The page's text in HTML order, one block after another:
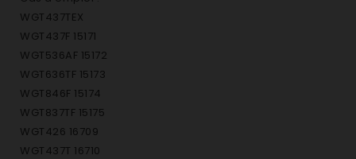
WGT437TEX
WGT437F 15171
WGT536AF 15172
WGT636TF 15173
WGT846F 15174
WGT837TF 15175
WGT426 16709
WGT437T 16710